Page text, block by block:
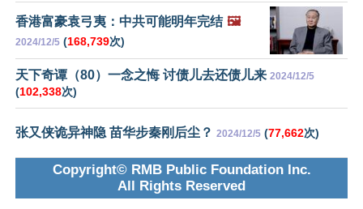
香港富豪袁弓夷：中共可能明年完结 🖼️
2024/12/5 (168,739次)
天下奇谭（80）一念之悔 讨债儿去还债儿来 2024/12/5
(102,338次)
张又侠诡异神隐 苗华步秦刚后尘？ 2024/12/5 (77,662次)
Copyright© RMB Public Foundation Inc.
All Rights Reserved